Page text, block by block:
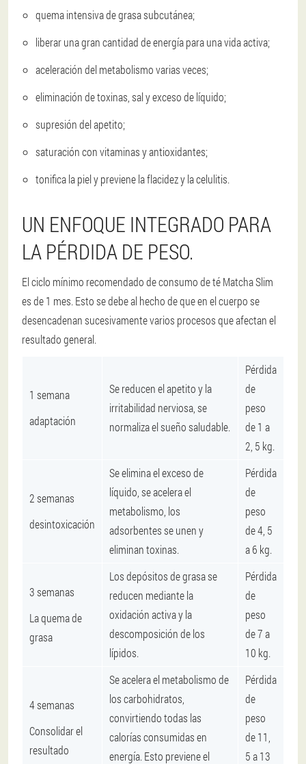
quema intensiva de grasa subcutánea;
liberar una gran cantidad de energía para una vida activa;
aceleración del metabolismo varias veces;
eliminación de toxinas, sal y exceso de líquido;
supresión del apetito;
saturación con vitaminas y antioxidantes;
tonifica la piel y previene la flacidez y la celulitis.
UN ENFOQUE INTEGRADO PARA
LA PÉRDIDA DE PESO.
El ciclo mínimo recomendado de consumo de té Matcha Slim
es de 1 mes. Esto se debe al hecho de que en el cuerpo se
desencadenan sucesivamente varios procesos que afectan el
resultado general.
1 semana
adaptación
Se reducen el apetito y la
irritabilidad nerviosa, se
normaliza el sueño saludable.
Pérdida
de
peso
de 1 a
2, 5 kg.
2 semanas
desintoxicación
Se elimina el exceso de
líquido, se acelera el
metabolismo, los
adsorbentes se unen y
eliminan toxinas.
Pérdida
de
peso
de 4, 5
a 6 kg.
3 semanas
La quema de
grasa
Los depósitos de grasa se
reducen mediante la
oxidación activa y la
descomposición de los
lípidos.
Pérdida
de
peso
de 7 a
10 kg.
4 semanas
Consolidar el
resultado
Se acelera el metabolismo de
los carbohidratos,
convirtiendo todas las
calorías consumidas en
energía. Esto previene el
Pérdida
de
peso
de 11,
5 a 13